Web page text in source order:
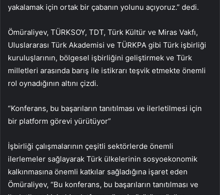
yakalamak için ortak bir çabanın yolunu açıyoruz.” dedi.
Ömüraliyev, TÜRKSOY, TDT, Türk Kültür ve Miras Vakfı,
Uluslararası Türk Akademisi ve TÜRKPA gibi Türk işbirliği
kuruluşlarının, bölgesel işbirliğini geliştirmek ve Türk
milletleri arasında barış ile istikrarı teşvik etmekte önemli
rol oynadığının altını çizdi.
“Konferans, bu başarıların tanıtılması ve ilerletilmesi için
bir platform görevi yürütüyor”
İşbirliği çalışmalarının çeşitli sektörlerde önemli
ilerlemeler sağlayarak Türk ülkelerinin sosyoekonomik
kalkınmasına önemli katkılar sağladığına işaret eden
Ömüraliyev, “Bu konferans, bu başarıların tanıtılması ve